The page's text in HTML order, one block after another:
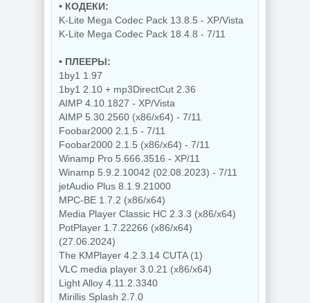
• КОДЕКИ:
K-Lite Mega Codec Pack 13.8.5 - XP/Vista
K-Lite Mega Codec Pack 18.4.8 - 7/11
• ПЛЕЕРЫ:
1by1 1.97
1by1 2.10 + mp3DirectCut 2.36
AIMP 4.10.1827 - XP/Vista
AIMP 5.30.2560 (x86/x64) - 7/11
Foobar2000 2.1.5 - 7/11
Foobar2000 2.1.5 (x86/x64) - 7/11
Winamp Pro 5.666.3516 - XP/11
Winamp 5.9.2.10042 (02.08.2023) - 7/11
jetAudio Plus 8.1.9.21000
MPC-BE 1.7.2 (x86/x64)
Media Player Classic HC 2.3.3 (x86/x64)
PotPlayer 1.7.22266 (x86/x64)
(27.06.2024)
The KMPlayer 4.2.3.14 CUTA (1)
VLC media player 3.0.21 (x86/x64)
Light Alloy 4.11.2.3340
Mirillis Splash 2.7.0